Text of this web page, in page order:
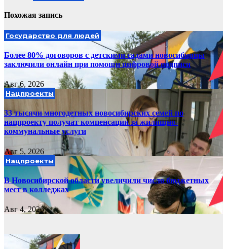
Похожая запись
Государство для людей
Более 80% договоров с детскими садами новосибирцы
заключили онлайн при помощи цифровой подписи
Авг 6, 2026
Нацпроекты
33 тысячи многодетных новосибирских семей по
нацпроекту получат компенсации за жилищно-
коммунальные услуги
Авг 5, 2026
Нацпроекты
В Новосибирской области увеличили число бюджетных
мест в колледжах
Авг 4, 2026